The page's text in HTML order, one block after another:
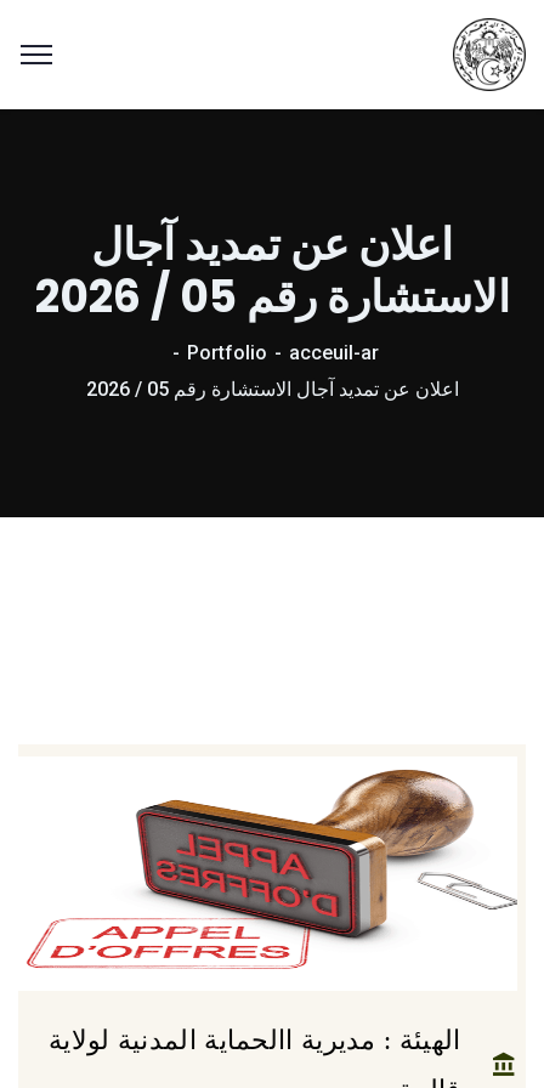
اعلان عن تمديد آجال
الاستشارة رقم 05 / 2026
acceuil-ar
Portfolio
اعلان عن تمديد آجال الاستشارة رقم 05 / 2026
الهيئة : مديرية االحماية المدنية لولاية